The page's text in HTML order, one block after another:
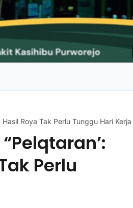
Roya Tak Perlu Tunggu Hari Kerja
Perlu